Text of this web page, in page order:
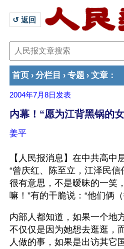
↺ 返回
首页 › 分栏目 › 专题 › 文章 ：
2004年7月8日 发表
内幕！“愿为江背黑锅的
姜平
【人民报消息】在中共高中
“曾庆红、陈至立，江泽民信
很有意思，不是暧昧的一笑
嘛！”有的干脆说：“他们俩
内部人都知道，如果一个地
不仅仅是因为她想去逛逛，
人做的事，如果是出访其它